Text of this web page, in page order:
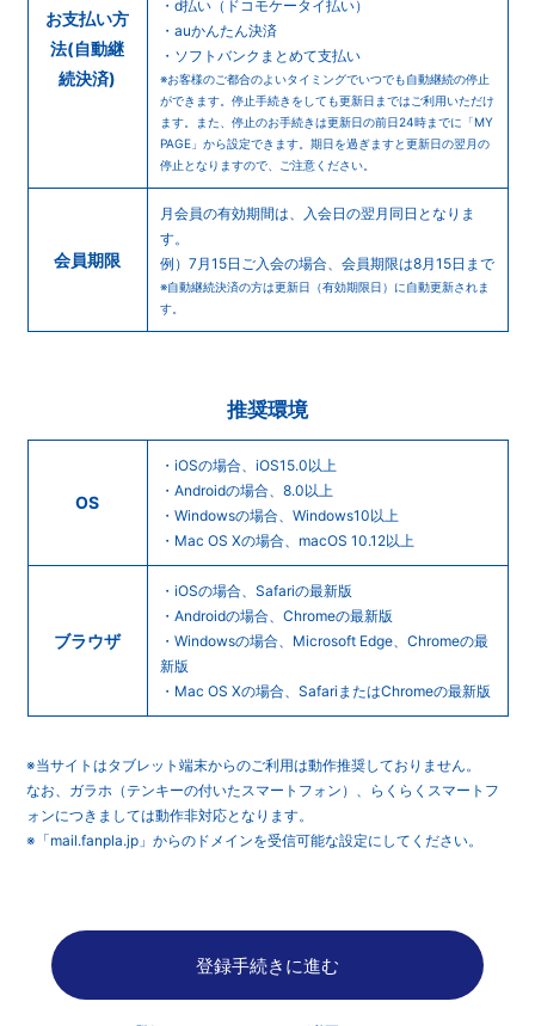
お支払い方
法(自動継
続決済)
・d払い（ドコモケータイ払い）
・auかんたん決済
・ソフトバンクまとめて支払い
※お客様のご都合のよいタイミングでいつでも自動継続の停止
ができます。停止手続きをしても更新日まではご利用いただけ
ます。また、停止のお手続きは更新日の前日24時までに「MY
PAGE」から設定できます。期日を過ぎますと更新日の翌月の
停止となりますので、ご注意ください。
会員期限
月会員の有効期間は、入会日の翌月同日となりま
す。
例）7月15日ご入会の場合、会員期限は8月15日まで
※自動継続決済の方は更新日（有効期限日）に自動更新されま
す。
推奨環境
OS
・iOSの場合、iOS15.0以上
・Androidの場合、8.0以上
・Windowsの場合、Windows10以上
・Mac OS Xの場合、macOS 10.12以上
ブラウザ
・iOSの場合、Safariの最新版
・Androidの場合、Chromeの最新版
・Windowsの場合、Microsoft Edge、Chromeの最
新版
・Mac OS Xの場合、SafariまたはChromeの最新版
※当サイトはタブレット端末からのご利用は動作推奨しておりません。
なお、ガラホ（テンキーの付いたスマートフォン）、らくらくスマートフ
ォンにつきましては動作非対応となります。
※「mail.fanpla.jp」からのドメインを受信可能な設定にしてください。
登録手続きに進む